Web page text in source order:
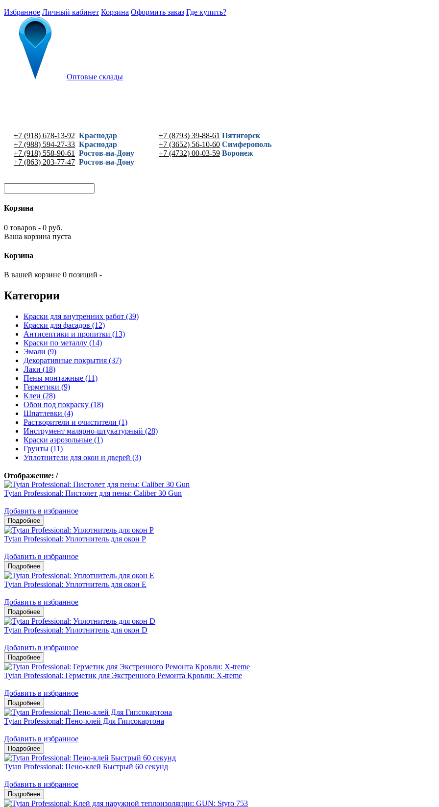
Избранное Личный кабинет Корзина Оформить заказ Где купить?
Оптовые склады
+7 (918) 678-13-92 Краснодар
+7 (988) 594-27-33 Краснодар
+7 (918) 558-90-61
Ростов-на-Дону
+7 (863) 203-77-47 Ростов-на-Дону
+7 (8793) 39-88-61 Пятигорск
+7 (3652) 56-10-60 Симферополь
+7 (4732) 00-03-59 Воронеж
Корзина
0 товаров - 0 руб.
Ваша корзина пуста
Корзина
В вашей корзине 0 позиций -
Категории
Краски для внутренних работ (39)
Краски для фасадов (12)
Антисептики и пропитки (13)
Краски по металлу (14)
Эмали (9)
Декоративные покрытия (37)
Лаки (18)
Пены монтажные (11)
Герметики (9)
Клеи (28)
Обои под покраску (18)
Шпатлевки (4)
Растворители и очистители (1)
Инструмент малярно-штукатурный (28)
Краски аэрозольные (1)
Грунты (11)
Уплотнители для окон и дверей (3)
Отображение: /
Tytan Professional: Пистолет для пены: Caliber 30 Gun
Добавить в избранное
Tytan Professional: Уплотнитель для окон P
Добавить в избранное
Tytan Professional: Уплотнитель для окон E
Добавить в избранное
Tytan Professional: Уплотнитель для окон D
Добавить в избранное
Tytan Professional: Герметик для Экстренного Ремонта Кровли: X-treme
Добавить в избранное
Tytan Professional: Пено-клей Для Гипсокартона
Добавить в избранное
Tytan Professional: Пено-клей Быстрый 60 секунд
Добавить в избранное